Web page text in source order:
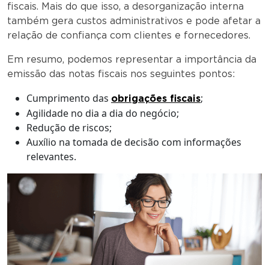
fiscais. Mais do que isso, a desorganização interna
também gera custos administrativos e pode afetar a
relação de confiança com clientes e fornecedores.
Em resumo, podemos representar a importância da
emissão das notas fiscais nos seguintes pontos:
Cumprimento das obrigações fiscais;
Agilidade no dia a dia do negócio;
Redução de riscos;
Auxílio na tomada de decisão com informações
relevantes.